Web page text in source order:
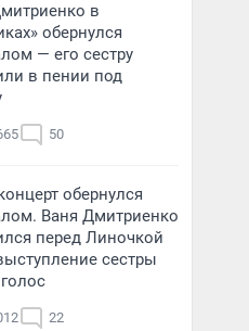
в
обернулся
— его сестру
в пении под
50
обернулся
Ваня Дмитриенко
перед Линочкой
сестры
22